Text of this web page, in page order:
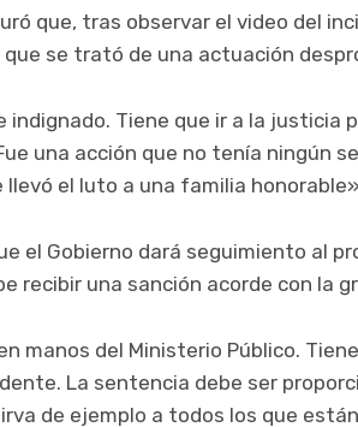
que, tras observar el video del
se trató de una actuación
Tiene que ir a la justicia
una acción que no tenía ningún
llevó el luto a una familia
el Gobierno dará seguimiento al
recibir una sanción acorde con la
manos del Ministerio Público.
La sentencia debe ser
de ejemplo a todos los que